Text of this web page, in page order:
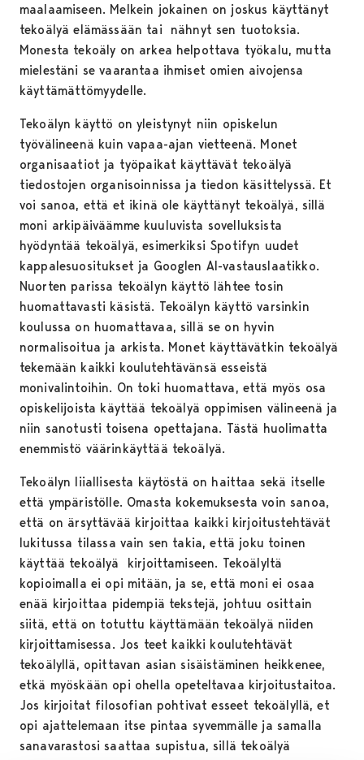
maalaamiseen. Melkein jokainen on joskus käyttänyt
tekoälyä elämässään tai nähnyt sen tuotoksia.
Monesta tekoäly on arkea helpottava työkalu, mutta
mielestäni se vaarantaa ihmiset omien aivojensa
käyttämättömyydelle.
Tekoälyn käyttö on yleistynyt niin opiskelun
työvälineenä kuin vapaa-ajan vietteenä. Monet
organisaatiot ja työpaikat käyttävät tekoälyä
tiedostojen organisoinnissa ja tiedon käsittelyssä. Et
voi sanoa, että et ikinä ole käyttänyt tekoälyä, sillä
moni arkipäiväämme kuuluvista sovelluksista
hyödyntää tekoälyä, esimerkiksi Spotifyn uudet
kappalesuositukset ja Googlen AI-vastauslaatikko.
Nuorten parissa tekoälyn käyttö lähtee tosin
huomattavasti käsistä. Tekoälyn käyttö varsinkin
koulussa on huomattavaa, sillä se on hyvin
normalisoitua ja arkista. Monet käyttävätkin tekoälyä
tekemään kaikki koulutehtävänsä esseistä
monivalintoihin. On toki huomattava, että myös osa
opiskelijoista käyttää tekoälyä oppimisen välineenä ja
niin sanotusti toisena opettajana. Tästä huolimatta
enemmistö väärinkäyttää tekoälyä.
Tekoälyn liiallisesta käytöstä on haittaa sekä itselle
että ympäristölle. Omasta kokemuksesta voin sanoa,
että on ärsyttävää kirjoittaa kaikki kirjoitustehtävät
lukitussa tilassa vain sen takia, että joku toinen
käyttää tekoälyä kirjoittamiseen. Tekoälyltä
kopioimalla ei opi mitään, ja se, että moni ei osaa
enää kirjoittaa pidempiä tekstejä, johtuu osittain
siitä, että on totuttu käyttämään tekoälyä niiden
kirjoittamisessa. Jos teet kaikki koulutehtävät
tekoälyllä, opittavan asian sisäistäminen heikkenee,
etkä myöskään opi ohella opeteltavaa kirjoitustaitoa.
Jos kirjoitat filosofian pohtivat esseet tekoälyllä, et
opi ajattelemaan itse pintaa syvemmälle ja samalla
sanavarastosi saattaa supistua, sillä tekoälyä